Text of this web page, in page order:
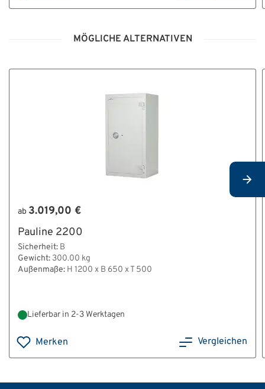
MÖGLICHE ALTERNATIVEN
ab 3.019,00 €
Pauline 2200
Sicherheit: B
Gewicht: 300.00 kg
Außenmaße: H 1200 x B 650 x T 500
Lieferbar in 2-3 Werktagen
Merken Vergleichen